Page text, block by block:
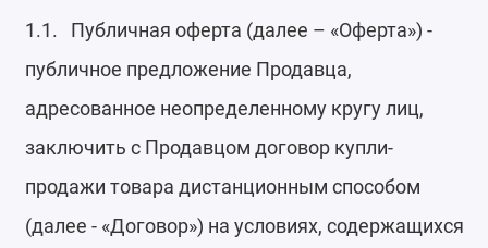
1.1. Публичная оферта (далее – «Оферта») -
публичное предложение Продавца,
адресованное неопределенному кругу лиц,
заключить с Продавцом договор купли-
продажи товара дистанционным способом
(далее - «Договор») на условиях, содержащихся